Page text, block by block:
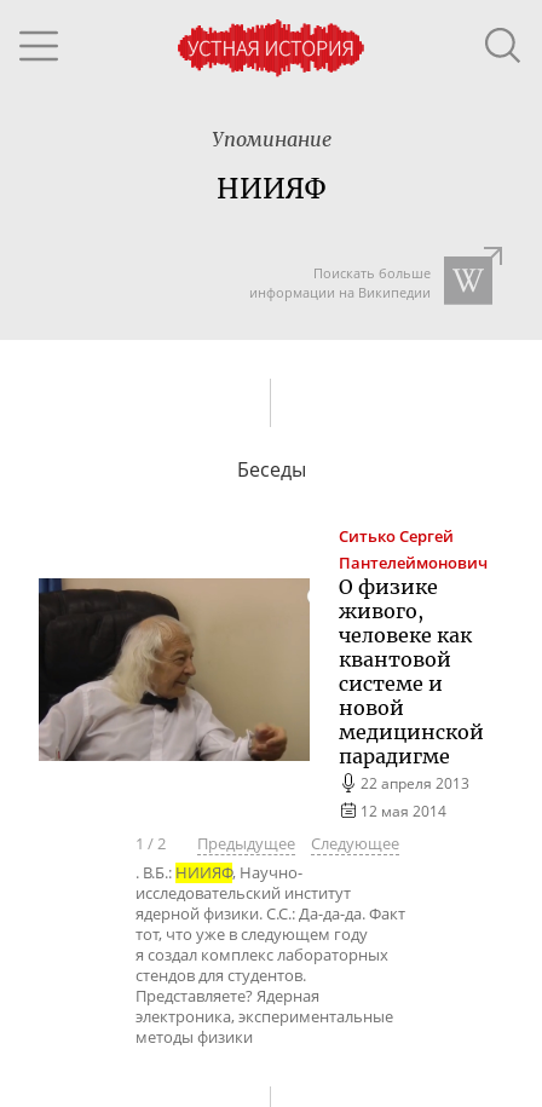
Упоминание
НИИЯФ
Поискать больше
информации на Википедии
Беседы
СитькоСергей
Пантелеймонович
О физике
живого,
человеке как
квантовой
системе и
новой
медицинской
парадигме
22 апреля 2013
12 мая 2014
1 /2 Предыдущее
Следующее
. В.Б.: НИИЯФ, Научно-
исследовательский институт
ядерной физики. С.С.: Да-да-да. Факт
тот, что уже в следующем году
я создал комплекс лабораторных
стендов для студентов.
Представляете? Ядерная
электроника, экспериментальные
методы физики